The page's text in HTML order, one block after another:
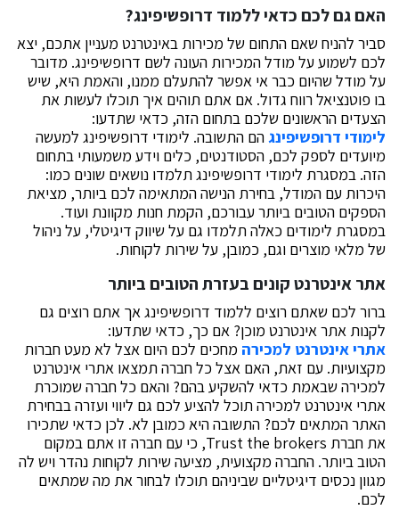
האם גם לכם כדאי ללמוד דרופשיפינג?
סביר להניח שאם התחום של מכירות באינטרנט מעניין אתכם, יצא
לכם לשמוע על מודל המכירות העונה לשם דרופשיפינג. מדובר
על מודל שהיום כבר אי אפשר להתעלם ממנו, והאמת היא, שיש
בו פוטנציאל רווח גדול. אם אתם תוהים איך תוכלו לעשות את
הצעדים הראשונים שלכם בתחום הזה, כדאי שתדעו:
לימודי דרופשיפינגהם התשובה. לימודי דרופשיפינג למעשה
מיועדים לספק לכם, הסטודנטים, כלים וידע משמעותי בתחום
הזה. במסגרת לימודי דרופשיפינג תלמדו נושאים שונים כמו:
היכרות עם המודל, בחירת הנישה המתאימה לכם ביותר, מציאת
הספקים הטובים ביותר עבורכם, הקמת חנות מקוונת ועוד.
במסגרת לימודים כאלה תלמדו גם על שיווק דיגיטלי, על ניהול
של מלאי מוצרים וגם, כמובן, על שירות לקוחות.
אתר אינטרנט קונים בעזרת הטובים ביותר
ברור לכם שאתם רוצים ללמוד דרופשיפינג אך אתם רוצים גם
לקנות אתר אינטרנט מוכן? אם כך, כדאי שתדעו:
אתרי אינטרנט למכירה מחכים לכם היום אצל לא מעט חברות
מקצועיות. עם זאת, האם אצל כל חברה תמצאו אתרי אינטרנט
למכירה שבאמת כדאי להשקיע בהם? והאם כל חברה שמוכרת
אתרי אינטרנט למכירה תוכל להציע לכם גם ליווי ועזרה בבחירת
האתר המתאים לכם? התשובה היא כמובן לא. לכן כדאי שתכירו
את חברת Trust the brokers, כי עם חברה זו אתם במקום
הטוב ביותר. החברה מקצועית, מציעה שירות לקוחות נהדר ויש לה
מגוון נכסים דיגיטליים שביניהם תוכלו לבחור את מה שמתאים
לכם.